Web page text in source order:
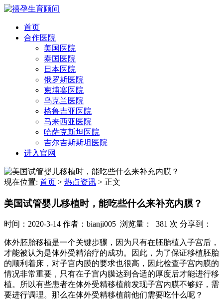
首页
合作医院
美国医院
泰国医院
日本医院
俄罗斯医院
柬埔寨医院
乌克兰医院
格鲁吉亚医院
马来西亚医院
哈萨克斯坦医院
吉尔吉斯斯坦医院
进入官网
现在位置: 首页 > 热点资讯 > 正文
美国试管婴儿移植时，能吃些什么来补充内膜？
时间：2020-3-14 作者：bianji005 浏览量： 381 次 分享到：
体外胚胎移植是一个关键步骤，因为只有在胚胎植入子宫后，
才能被认为是体外受精治疗的成功。因此，为了保证移植胚胎
的顺利着床，对子宫内膜的要求也很高，因此检查子宫内膜的
情况非常重要，只有在子宫内膜达到合适的厚度后才能进行移
植。所以有些患者在体外受精移植前发现子宫内膜不够好，需
要进行调理。那么在体外受精移植前他们需要吃什么呢？